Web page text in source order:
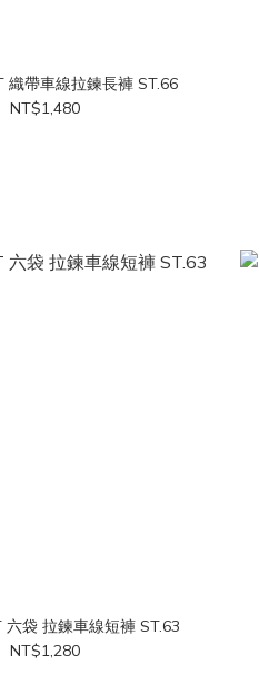
織帶車線拉鍊長褲 ST.66
NT$1,480
袋 拉鍊車線短褲 ST.63
NT$1,280